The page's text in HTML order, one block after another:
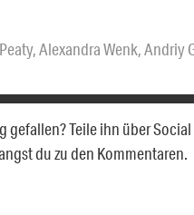
,Alexandra Wenk,Andriy
gefallen? Teile ihn über
du zu den Kommentaren.